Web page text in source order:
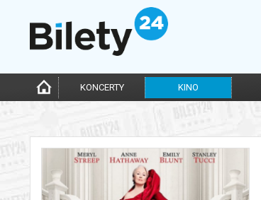
KONCERTY KINO